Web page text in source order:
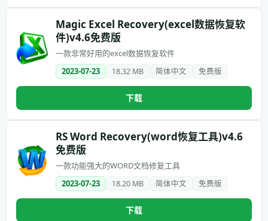
Magic Excel Recovery(excel数据恢复软
件)v4.6免费版
一款非常好用的excel数据恢复软件
2023-07-23
18.32 MB 简体中文 免费版
下载
RS Word Recovery(word恢复工具)v4.6
免费版
一款功能强大的WORD文档修复工具
2023-07-23
18.20 MB 简体中文 免费版
下载